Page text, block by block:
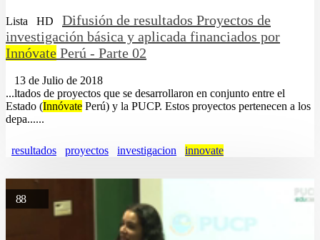
Lista HD
Difusión de resultados Proyectos de
investigación básica y aplicada financiados por
Innóvate Perú - Parte 02
13 de Julio de 2018
...ltados de proyectos que se desarrollaron en conjunto entre el
Estado (Innóvate Perú) y la PUCP. Estos proyectos pertenecen a los
depa......
resultados proyectos investigacion innovate
88